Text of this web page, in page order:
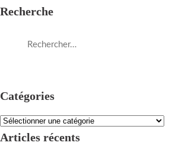
Recherche
Catégories
Articles récents